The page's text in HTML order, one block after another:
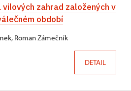
zahrad založených v
období
Roman Zámečník
DETAIL